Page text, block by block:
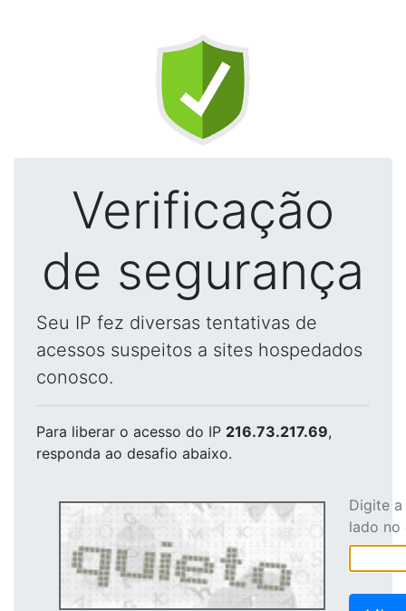
Verificação
de segurança
Seu IP fez diversas tentativas de
acessos suspeitos a sites hospedados
conosco.
Para liberar o acesso do IP 216.73.217.69,
responda ao desafio abaixo.
Digite
lado no